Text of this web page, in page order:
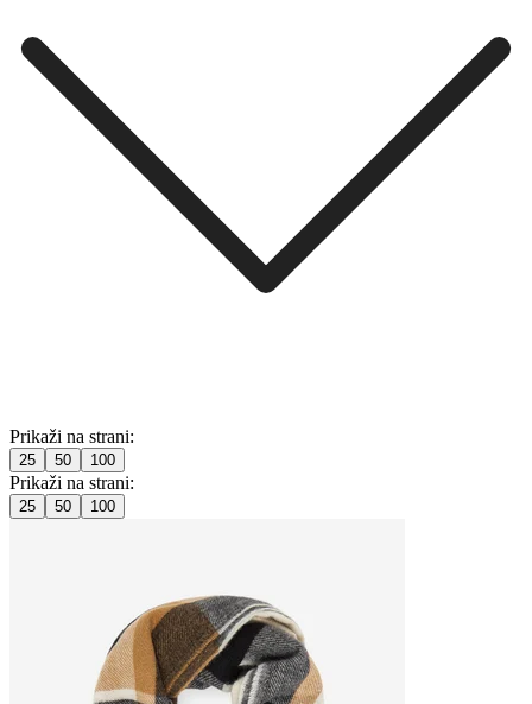
Prikaži na strani:
25 50 100
Prikaži na strani:
25 50 100